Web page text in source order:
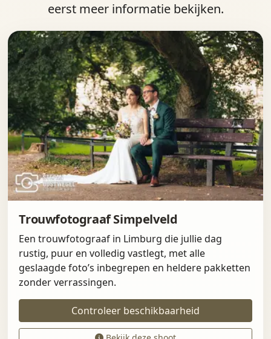
eerst meer informatie bekijken.
Trouwfotograaf Simpelveld
Een trouwfotograaf in Limburg die jullie dag
rustig, puur en volledig vastlegt, met alle
geslaagde foto’s inbegrepen en heldere pakketten
zonder verrassingen.
Controleer beschikbaarheid